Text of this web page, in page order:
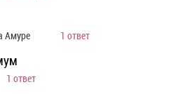
Амуре 1 ответ
1 ответ